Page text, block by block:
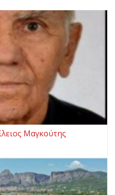
Μαγκούτης